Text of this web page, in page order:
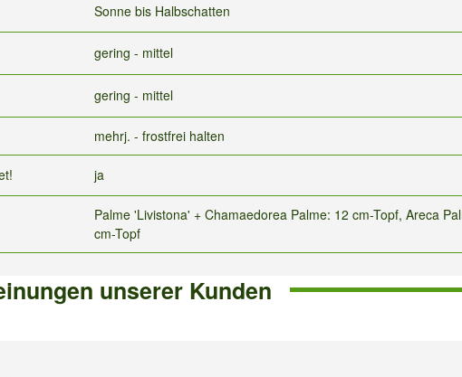
Sonne bis Halbschatten
gering - mittel
gering - mittel
mehrj. - frostfrei halten
ja
Palme 'Livistona' + Chamaedorea Palme: 12 cm-Topf, Areca
cm-Topf
unserer Kunden